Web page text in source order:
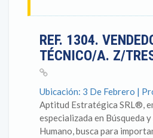
REF. 1304.
TÉCNICO/A. Z/
Ubicación: 3 De Febrero |
Aptitud Estratégica SRL®,
especializada en Búsqueda
Humano, busca para